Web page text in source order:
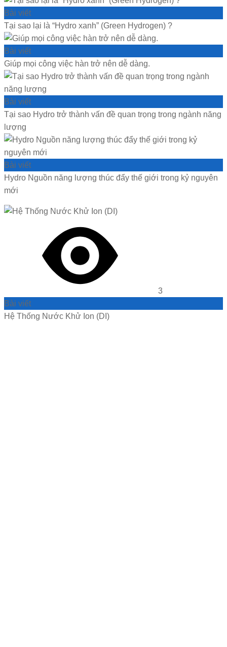
Bài viết
Tại sao lại là “Hydro xanh” (Green Hydrogen) ?
Bài viết
Giúp mọi công việc hàn trở nên dễ dàng.
Bài viết
Tại sao Hydro trở thành vấn đề quan trọng trong ngành năng
lượng
Bài viết
Hydro Nguồn năng lượng thúc đẩy thế giới trong kỷ nguyên
mới
3
Bài viết
Hệ Thống Nước Khử Ion (DI)